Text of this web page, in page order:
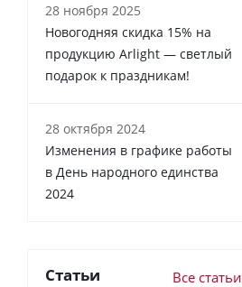
28 ноября 2025
Новогодняя скидка 15% на
продукцию Arlight — светлый
подарок к праздникам!
28 октября 2024
Изменения в графике работы
в День народного единства
2024
Статьи Все статьи